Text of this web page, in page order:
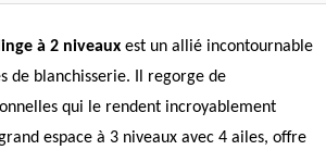
à 2 niveaux est un allié incontournable
de blanchisserie. Il regorge de
qui le rendent incroyablement
espace à 3 niveaux avec 4 ailes, offre